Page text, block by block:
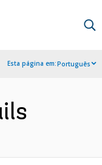
Esta página em:Português